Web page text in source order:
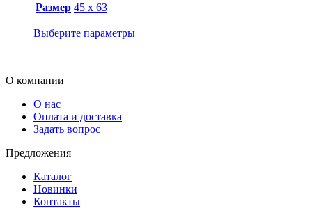
Размер 45 х 63
Выберите параметры
О компании
О нас
Оплата и доставка
Задать вопрос
Предложения
Каталог
Новинки
Контакты